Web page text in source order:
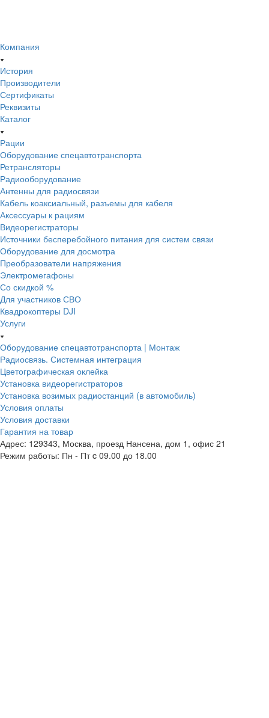
Компания
История
Производители
Сертификаты
Реквизиты
Каталог
Рации
Оборудование спецавтотранспорта
Ретрансляторы
Радиооборудование
Антенны для радиосвязи
Кабель коаксиальный, разъемы для кабеля
Аксессуары к рациям
Видеорегистраторы
Источники бесперебойного питания для систем связи
Оборудование для досмотра
Преобразователи напряжения
Электромегафоны
Со скидкой %
Для участников СВО
Квадрокоптеры DJI
Услуги
Оборудование спецавтотранспорта | Монтаж
Радиосвязь. Системная интеграция
Цветографическая оклейка
Установка видеорегистраторов
Установка возимых радиостанций (в автомобиль)
Условия оплаты
Условия доставки
Гарантия на товар
Адрес: 129343, Москва, проезд Нансена, дом 1, офис 21
Режим работы: Пн - Пт c 09.00 до 18.00